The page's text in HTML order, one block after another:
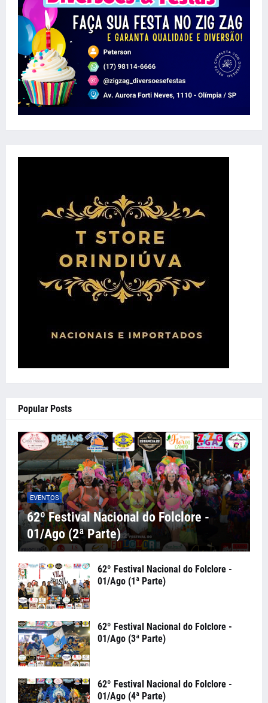
Popular Posts
EVENTOS
62º Festival Nacional do Folclore -
01/Ago (2ª Parte)
62º Festival Nacional do Folclore -
01/Ago (1ª Parte)
62º Festival Nacional do Folclore -
01/Ago (3ª Parte)
62º Festival Nacional do Folclore -
01/Ago (4ª Parte)